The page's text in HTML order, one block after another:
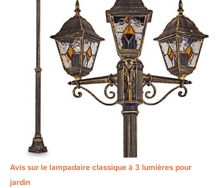
Avis sur le lampadaire classique à 3 lumières pour
jardin